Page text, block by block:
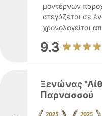
μοντέρνων
στεγάζεται σε
χρονολογείται
9.3
Ξενώνας
Παρνασσού